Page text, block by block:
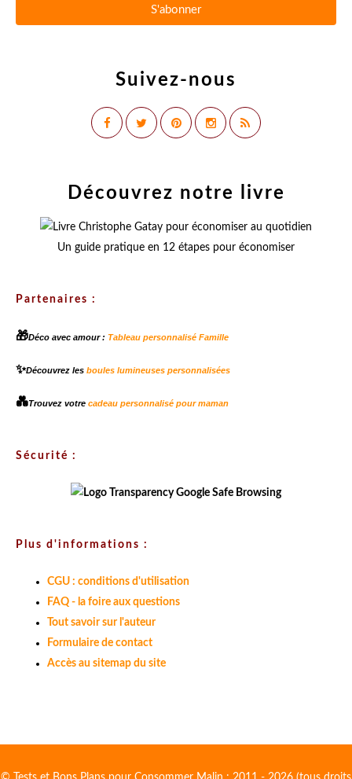
Suivez-nous
Découvrez notre livre
Un guide pratique en 12 étapes pour économiser
Partenaires :
🎁Déco avec amour : Tableau personnalisé Famille
✨Découvrez les boules lumineuses personnalisées
💑Trouvez votre cadeau personnalisé pour maman
Sécurité :
Plus d'informations :
CGU : conditions d'utilisation
FAQ - la foire aux questions
Tout savoir sur l'auteur
Formulaire de contact
Accès au sitemap du site